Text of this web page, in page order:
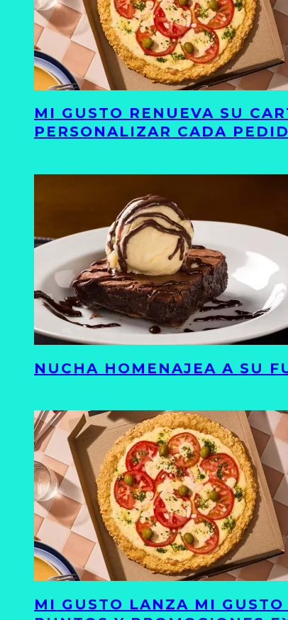
MI GUSTO RENUEVA SU
PERSONALIZAR CADA
NUCHA HOMENAJEA A SU
MI GUSTO LANZA MI